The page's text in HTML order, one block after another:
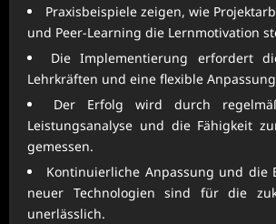
Praxisbeispiele zeigen, wie
und Peer-Learning die Lernmotivation
Die Implementierung erfordert
Lehrkräften und eine flexible
Der Erfolg wird durch
Leistungsanalyse und die Fähigkeit
gemessen.
Kontinuierliche Anpassung und die
neuer Technologien sind für die
unerlässlich.